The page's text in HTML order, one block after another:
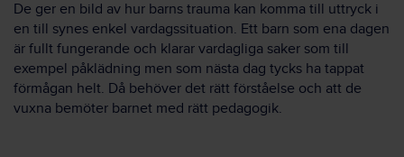
De ger en bild av hur barns trauma kan komma till uttryck i
en till synes enkel vardagssituation. Ett barn som ena dagen
är fullt fungerande och klarar vardagliga saker som till
exempel påklädning men som nästa dag tycks ha tappat
förmågan helt. Då behöver det rätt förståelse och att de
vuxna bemöter barnet med rätt pedagogik.